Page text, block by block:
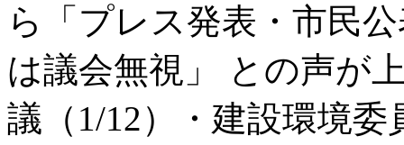
ら「プレス発表・市民
は議会無視」 との声が
議（1/12）・建設環境